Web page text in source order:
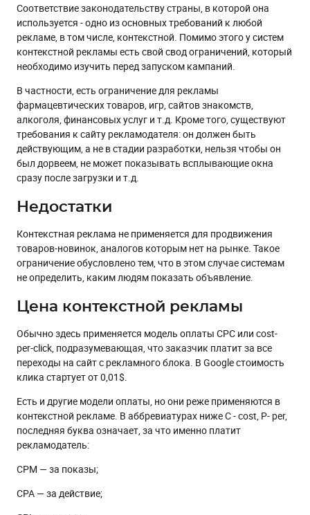
Соответствие законодательству страны, в которой она
используется - одно из основных требований к любой
рекламе, в том числе, контекстной. Помимо этого у систем
контекстной рекламы есть свой свод ограничений, который
необходимо изучить перед запуском кампаний.
В частности, есть ограничение для рекламы
фармацевтических товаров, игр, сайтов знакомств,
алкоголя, финансовых услуг и т.д. Кроме того, существуют
требования к сайту рекламодателя: он должен быть
действующим, а не в стадии разработки, нельзя чтобы он
был дорвеем, не может показывать всплывающие окна
сразу после загрузки и т.д.
Недостатки
Контекстная реклама не применяется для продвижения
товаров-новинок, аналогов которым нет на рынке. Такое
ограничение обусловлено тем, что в этом случае системам
не определить, каким людям показать объявление.
Цена контекстной рекламы
Обычно здесь применяется модель оплаты СPC или cost-
per-click, подразумевающая, что заказчик платит за все
переходы на сайт с рекламного блока. В Gооgle стоимость
клика стартует от 0,01$.
Есть и другие модели оплаты, но они реже применяются в
контекстной рекламе. В аббревиатурах ниже C - cost, P- per,
последняя буква означает, за что именно платит
рекламодатель:
CPM — за показы;
CPA — за действие;